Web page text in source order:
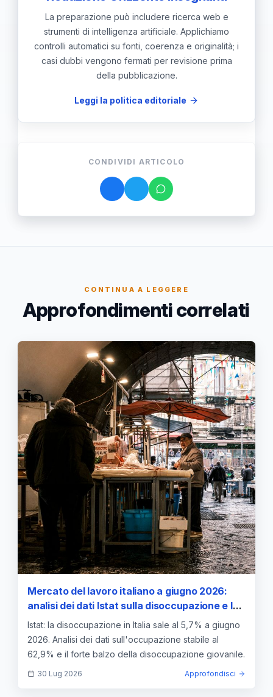
La preparazione può includere ricerca web e
strumenti di intelligenza artificiale. Applichiamo
controlli automatici su fonti, coerenza e originalità; i
casi dubbi vengono fermati per revisione prima
della pubblicazione.
Leggi la politica editoriale
CONDIVIDI ARTICOLO
CONTINUA A LEGGERE
Approfondimenti correlati
Mercato del lavoro italiano a giugno 2026:
analisi dei dati Istat sulla disoccupazione e le
dinamiche occupazionali
Istat: la disoccupazione in Italia sale al 5,7% a giugno
2026. Analisi dei dati sull'occupazione stabile al
62,9% e il forte balzo della disoccupazione giovanile.
30 Lug 2026 Approfondisci